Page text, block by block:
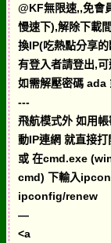
@KF無限速,,免會
慢速下),解除下載
換IP(吃熱點分享
有登入者請登出,
如需解壓密碼 ada
---
飛航模式外 如用
動IP連網 就直接
或 在cmd.exe
cmd) 下輸入
ipconfig/renew
—
<a